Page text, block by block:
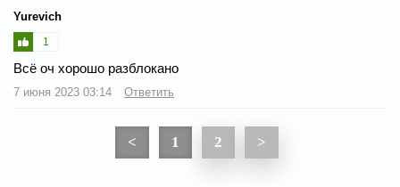
Yurevich
1
Всё оч хорошо разблокано
7 июня 2023 03:14 Ответить
< 1 2 >